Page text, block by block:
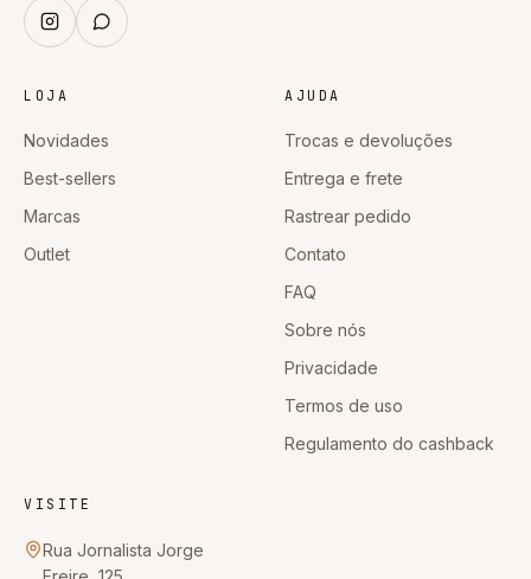
LOJA
Novidades
Best-sellers
Marcas
Outlet
AJUDA
Trocas e devoluções
Entrega e frete
Rastrear pedido
Contato
FAQ
Sobre nós
Privacidade
Termos de uso
Regulamento do cashback
VISITE
Rua Jornalista Jorge